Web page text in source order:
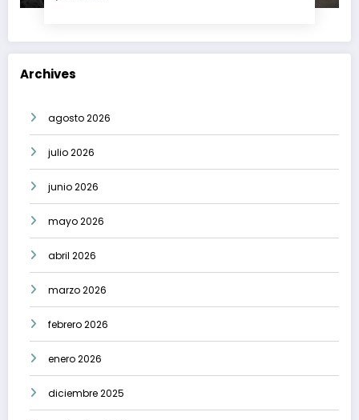
Archives
agosto 2026
julio 2026
junio 2026
mayo 2026
abril 2026
marzo 2026
febrero 2026
enero 2026
diciembre 2025